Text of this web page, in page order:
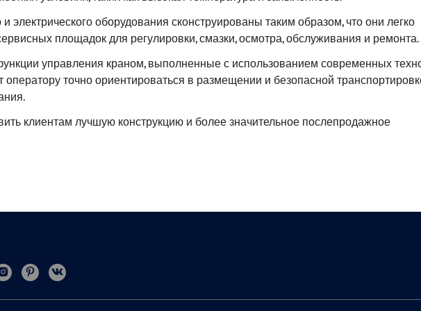
электрического оборудования сконструированы таким образом, что они легко
площадок для регулировки, смазки, осмотра, обслуживания и ремонта.
управления краном, выполненные с использованием современных
оператору точно ориентироваться в размещении и безопасной
клиентам лучшую конструкцию и более значительное послепродажное